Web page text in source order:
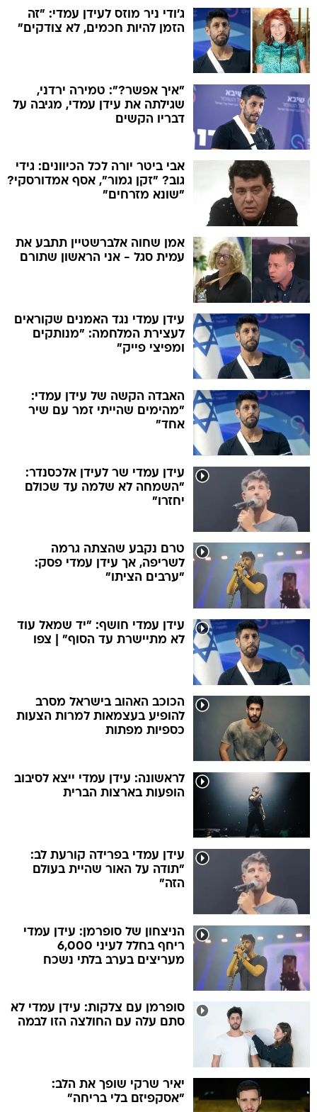
ג'ודי ניר מוזס לעידן עמדי: "זה
הזמן להיות חכמים, לא צודקים"
"איך אפשר?": טמירה ירדני,
שגילתה את עידן עמדי, מגיבה על
דבריו הקשים
אבי ביטר יורה לכל הכיוונים: גידי
גוב? "זקן גמור", אסף אמדורסקי?
"שונא מזרחים"
אמן שחוה אלברשטיין תתבע את
עמית סגל - אני הראשון שתורם
עידן עמדי נגד האמנים שקוראים
לעצירת המלחמה: "מנותקים
ומפיצי פייק"
האבדה הקשה של עידן עמדי:
"מהימים שהייתי זמר עם שיר
אחד"
עידן עמדי שר לעידן אלכסנדר:
"השמחה לא שלמה עד שכולם
יחזרו"
טרם נקבע שהצתה גרמה
לשריפה, אך עידן עמדי פסק:
"ערבים הציתו"
עידן עמדי חושף: "יד שמאל עוד
לא מתיישרת עד הסוף" | צפו
הכוכב האהוב בישראל מסרב
להופיע בעצמאות למרות הצעות
כספיות מפתות
לראשונה: עידן עמדי ייצא לסיבוב
הופעות בארצות הברית
עידן עמדי בפרידה קורעת לב:
"תודה על האור שהיית בעולם
הזה"
הניצחון של סופרמן: עידן עמדי
ריחף בחלל לעיני 6,000
מעריצים בערב בלתי נשכח
סופרמן עם צלקות: עידן עמדי לא
סתם עלה עם החולצה הזו לבמה
יאיר שרקי שופך את הלב:
"אסקפיזם בלי בריחה"